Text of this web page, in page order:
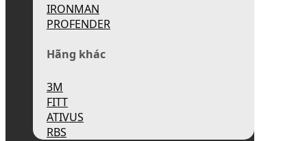
IRONMAN
PROFENDER
Hãng khác
3M
FITT
ATIVUS
RBS